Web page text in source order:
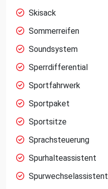
Skisack
Sommerreifen
Soundsystem
Sperrdifferential
Sportfahrwerk
Sportpaket
Sportsitze
Sprachsteuerung
Spurhalteassistent
Spurwechselassistent